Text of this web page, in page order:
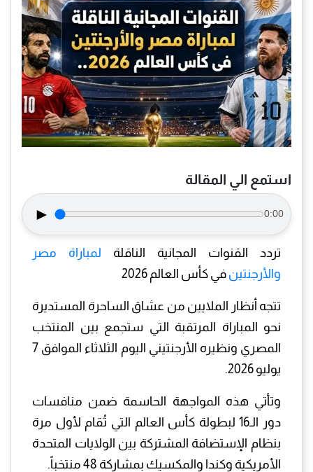
استمع الي المقالة
► 0:00
تردد القنوات المجانية الناقلة لمباراة مصر
والأرجنتين في كأس العالم 2026
تتجه أنظار الملايين من عشاق الساحرة المستديرة
نحو المباراة المرتقبة التي ستجمع بين المنتخب
المصري ونظيره الأرجنتيني اليوم الثلاثاء الموافق 7
يوليو 2026.
وتأتي هذه المواجهة الحاسمة ضمن منافسات
دور الـ16 لبطولة كأس العالم التي تُقام لأول مرة
بنظام الإستضافة المشتركة بين الولايات المتحدة
الأمريكية وكندا والمكسيك بمشاركة 48 منتخباً.